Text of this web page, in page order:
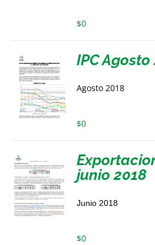
$0
IPC Agosto
Agosto 2018
$0
junio 2018
Junio 2018
$0